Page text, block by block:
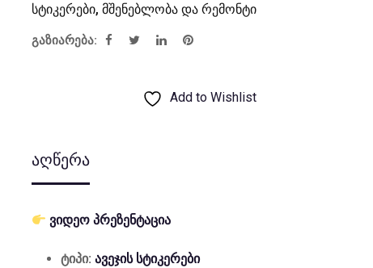
სტიკერები,მშენებლობა და რემონტი
გაზიარება:
Add to Wishlist
აღწერა
ვიდეო პრეზენტაცია
ტიპი: ავეჯის სტიკერები